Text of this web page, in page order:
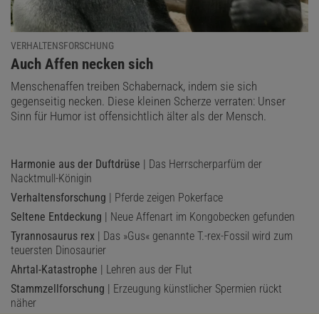
VERHALTENSFORSCHUNG
:
Auch Affen necken sich
Menschenaffen treiben Schabernack, indem sie sich
gegenseitig necken. Diese kleinen Scherze verraten: Unser
Sinn für Humor ist offensichtlich älter als der Mensch.
Harmonie aus der Duftdrüse | Das Herrscherparfüm der
Nacktmull-Königin
Verhaltensforschung | Pferde zeigen Pokerface
Seltene Entdeckung | Neue Affenart im Kongobecken gefunden
Tyrannosaurus rex | Das »Gus« genannte T.-rex-Fossil wird zum
teuersten Dinosaurier
Ahrtal-Katastrophe | Lehren aus der Flut
Stammzellforschung | Erzeugung künstlicher Spermien rückt
näher